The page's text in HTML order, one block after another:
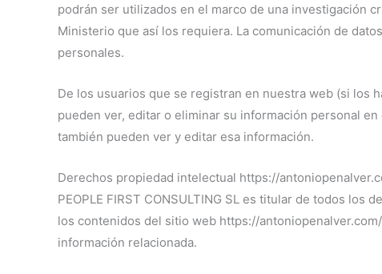
podrán ser utilizados en el marco de una investigación
Ministerio que así los requiera. La comunicación de
personales.
De los usuarios que se registran en nuestra web (si los
pueden ver, editar o eliminar su información personal
también pueden ver y editar esa información.
Derechos propiedad intelectual https://
PEOPLE FIRST CONSULTING SL es titular de todos
los contenidos del sitio web https://
información relacionada.